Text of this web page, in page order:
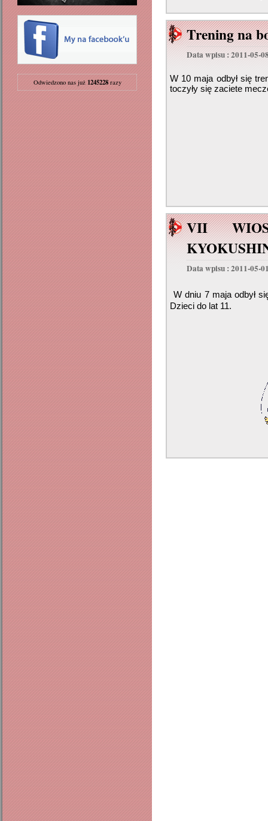
Odwiedzono nas już 1245228razy
Trening na
Data wpisu : 2011-05-
W 10 maja odbył się
toczyły się zaciete
VII
Data wpisu : 2011-05-
W dniu 7 maja odbył
Dzieci do lat 11.